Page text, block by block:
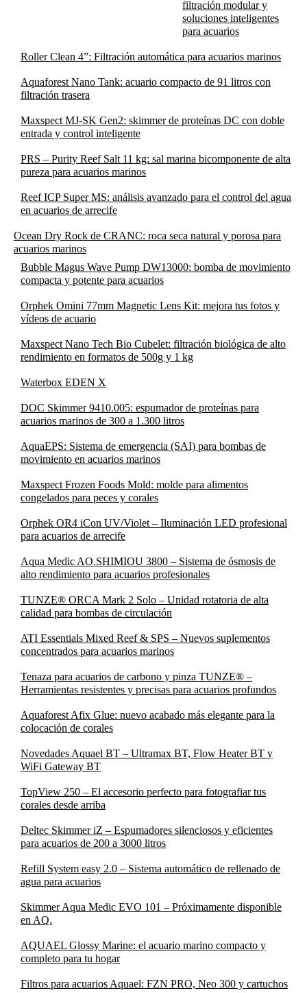
filtración modular y
soluciones inteligentes
para acuarios
Roller Clean 4”: Filtración automática para acuarios marinos
Aquaforest Nano Tank: acuario compacto de 91 litros con
filtración trasera
Maxspect MJ-SK Gen2: skimmer de proteínas DC con doble
entrada y control inteligente
PRS – Purity Reef Salt 11 kg: sal marina bicomponente de alta
pureza para acuarios marinos
Reef ICP Super MS: análisis avanzado para el control del agua
en acuarios de arrecife
Ocean Dry Rock de CRANC: roca seca natural y porosa para
acuarios marinos
Bubble Magus Wave Pump DW13000: bomba de movimiento
compacta y potente para acuarios
Orphek Omini 77mm Magnetic Lens Kit: mejora tus fotos y
vídeos de acuario
Maxspect Nano Tech Bio Cubelet: filtración biológica de alto
rendimiento en formatos de 500g y 1 kg
Waterbox EDEN X
DOC Skimmer 9410.005: espumador de proteínas para
acuarios marinos de 300 a 1.300 litros
AquaEPS: Sistema de emergencia (SAI) para bombas de
movimiento en acuarios marinos
Maxspect Frozen Foods Mold: molde para alimentos
congelados para peces y corales
Orphek OR4 iCon UV/Violet – Iluminación LED profesional
para acuarios de arrecife
Aqua Medic AO.SHIMIOU 3800 – Sistema de ósmosis de
alto rendimiento para acuarios profesionales
TUNZE® ORCA Mark 2 Solo – Unidad rotatoria de alta
calidad para bombas de circulación
ATI Essentials Mixed Reef & SPS – Nuevos suplementos
concentrados para acuarios marinos
Tenaza para acuarios de carbono y pinza TUNZE® –
Herramientas resistentes y precisas para acuarios profundos
Aquaforest Afix Glue: nuevo acabado más elegante para la
colocación de corales
Novedades Aquael BT – Ultramax BT, Flow Heater BT y
WiFi Gateway BT
TopView 250 – El accesorio perfecto para fotografiar tus
corales desde arriba
Deltec Skimmer iZ – Espumadores silenciosos y eficientes
para acuarios de 200 a 3000 litros
Refill System easy 2.0 – Sistema automático de rellenado de
agua para acuarios
Skimmer Aqua Medic EVO 101 – Próximamente disponible
en AQ.
AQUAEL Glossy Marine: el acuario marino compacto y
completo para tu hogar
Filtros para acuarios Aquael: FZN PRO, Neo 300 y cartuchos